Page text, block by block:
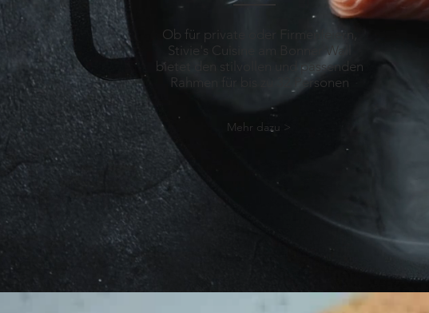
Ob für private oder Firmenfeiern,
Stivie's Cuisine am Bonner Wall
bietet den stilvollen und passenden
Rahmen für bis zu 32 Personen
Mehr dazu >